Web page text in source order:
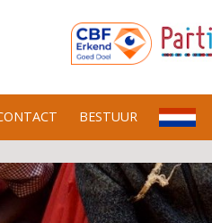
BESTUUR